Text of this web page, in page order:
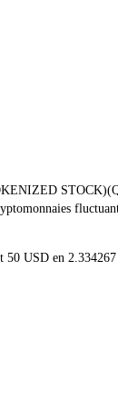
50 USD en